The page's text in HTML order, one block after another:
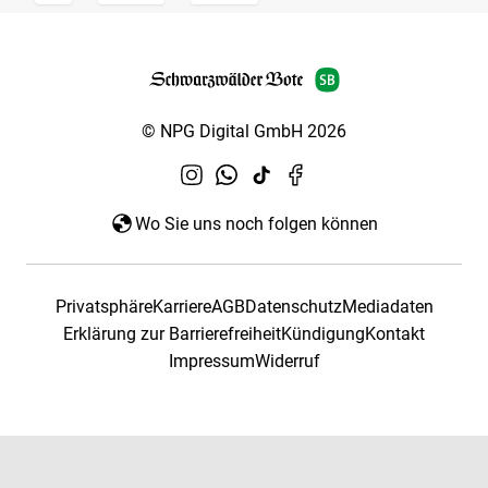
© NPG Digital GmbH 2026
Wo Sie uns noch folgen können
PrivatsphäreKarriereAGBDatenschutzMediadaten
Erklärung zur BarrierefreiheitKündigungKontakt
ImpressumWiderruf